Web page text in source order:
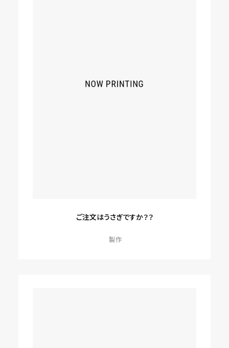
ご注文はうさぎですか？？
製作